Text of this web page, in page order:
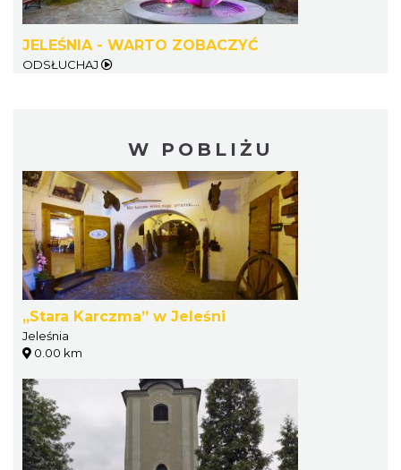
JELEŚNIA - WARTO ZOBACZYĆ
ODSŁUCHAJ
W POBLIŻU
„Stara Karczma” w Jeleśni
Jeleśnia
0.00 km